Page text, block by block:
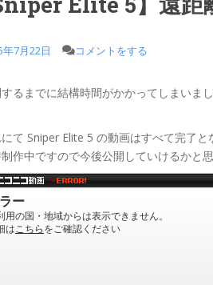
年7月22日 コメントをする
るまでに結構時間がかかってしまいま
にて Sniper Elite 5 の動画はすべて完了
作中ですので今後公開していけるかと思